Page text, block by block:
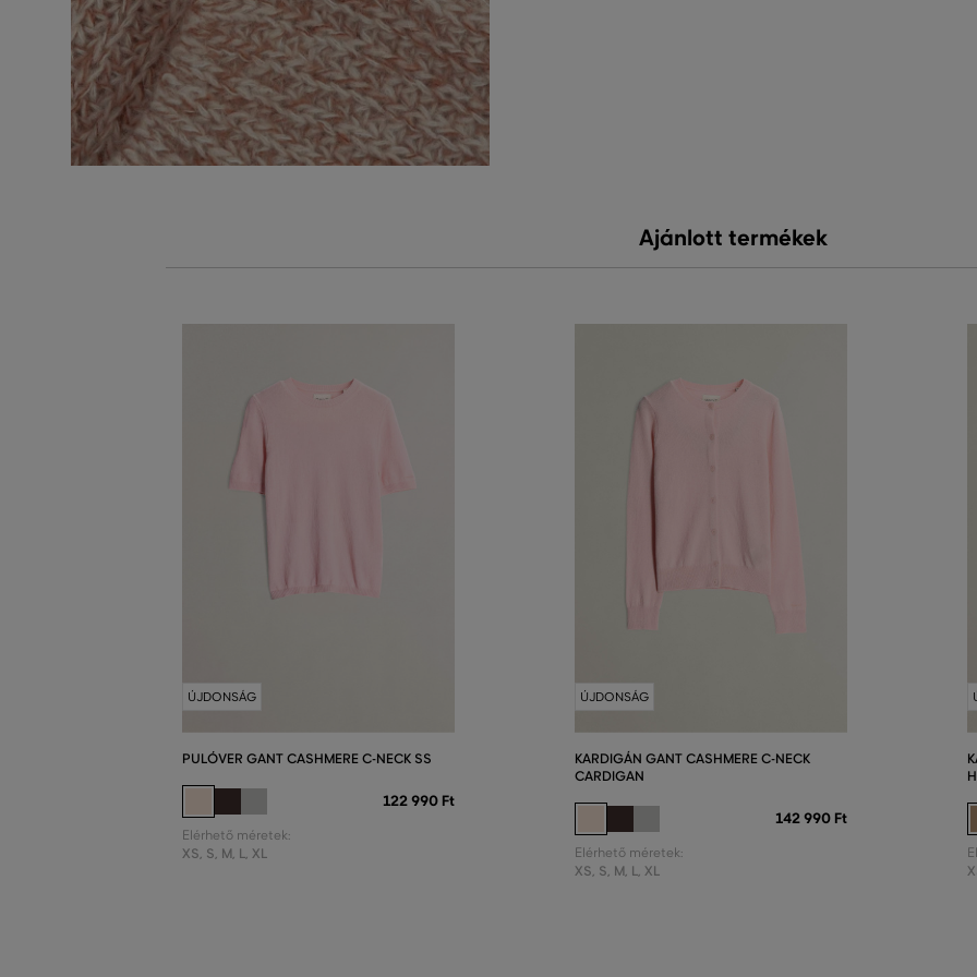
Ajánlott termékek
ÚJDONSÁG
PULÓVER GANT CASHMERE C-NECK SS
122 990 Ft
Elérhető méretek:
XS S M L XL
ÚJDONSÁG
KARDIGÁN GANT CASHMERE C-NECK
CARDIGAN
142 990 Ft
Elérhető méretek:
XS S M L XL